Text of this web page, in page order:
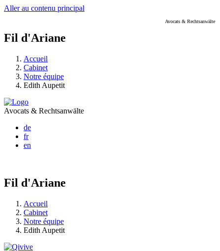
Aller au contenu principal
Avocats & Rechtsanwälte
Fil d'Ariane
Accueil
Cabinet
Notre équipe
Edith Aupetit
Avocats & Rechtsanwälte
de
fr
en
Fil d'Ariane
Accueil
Cabinet
Notre équipe
Edith Aupetit